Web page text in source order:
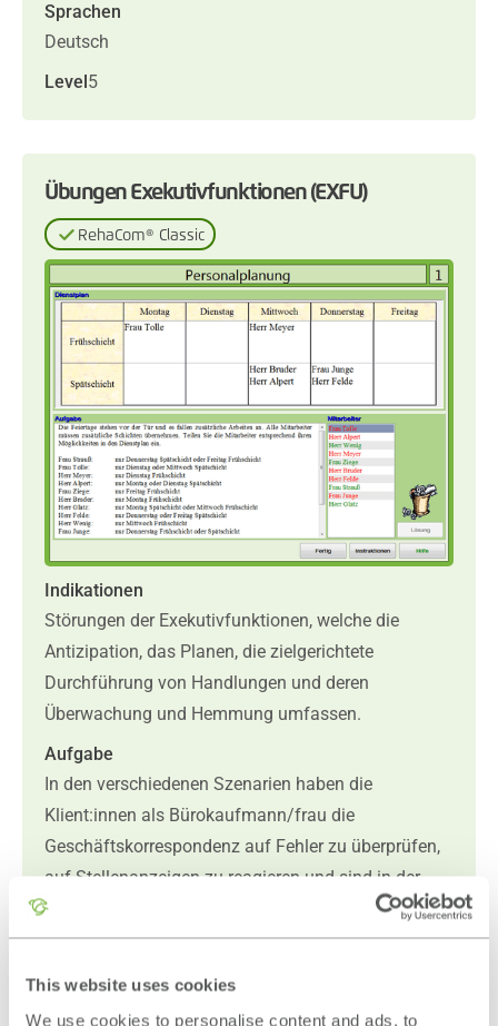
This website uses cookies
We use cookies to personalise content and ads, to
Sprachen
Deutsch
Level5
Übungen Exekutivfunktionen (EXFU)
RehaCom® Classic
Indikationen
Störungen der Exekutivfunktionen, welche die
Antizipation, das Planen, die zielgerichtete
Durchführung von Handlungen und deren
Überwachung und Hemmung umfassen.
Aufgabe
In den verschiedenen Szenarien haben die
Klient:innen als Bürokaufmann/frau die
Geschäftskorrespondenz auf Fehler zu überprüfen,
auf Stellenanzeigen zu reagieren und sind in der
Rolle als Personalabteilungsmitarbeiter:in zuständig
für die Bewerberauswahl. Des Weiteren sind Fragen